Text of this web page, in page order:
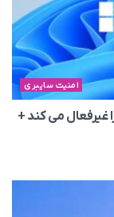
امنیت سایبری
غیرفعال می‌ کند +